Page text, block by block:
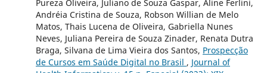
Pureza Oliveira, Juliano de Souza Gaspar, Aline Ferlini,
Andréia Cristina de Souza, Robson Willian de Melo
Matos, Thais Lucena de Oliveira, Gabriella Nunes
Neves, Juliana Pereira de Souza Zinader, Renata Dutra
Braga, Silvana de Lima Vieira dos Santos, Prospecção
de Cursos em Saúde Digital no Brasil , Journal of